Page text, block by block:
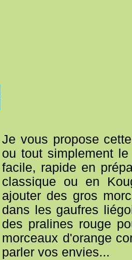
Je vous propose
ou tout simplement
facile, rapide en
classique ou en
ajouter des gros
dans les gaufres
des pralines rouge
morceaux d'orange
parler vos envies...